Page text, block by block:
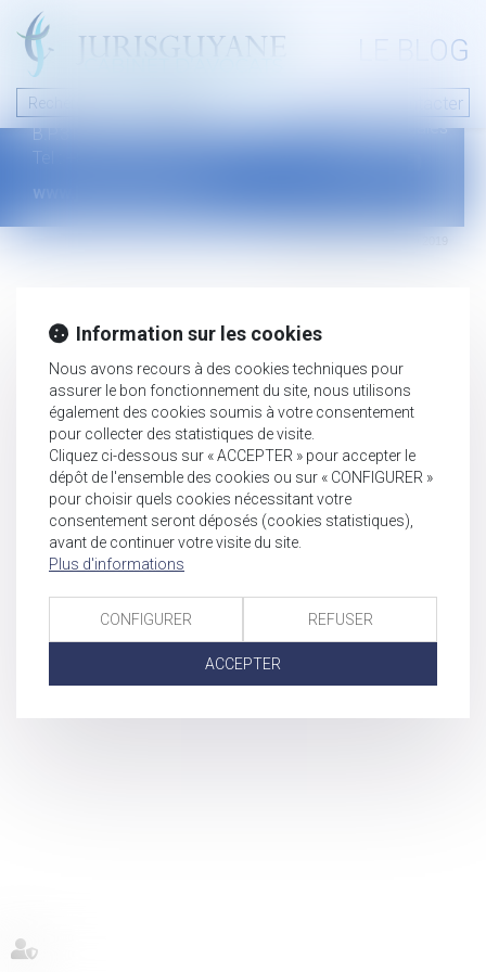
LE BLOG
Nous contacter
46 avenue de la liberté
B.P.315 - 97327 Cayenne Cedex
Tel : +594 594 29 45 35
www.jurisguyane.com
Mentions légales
Information sur les cookies
Nous avons recours à des cookies techniques pour
assurer le bon fonctionnement du site, nous utilisons
également des cookies soumis à votre consentement
pour collecter des statistiques de visite.
Cliquez ci-dessous sur « ACCEPTER » pour accepter le
dépôt de l'ensemble des cookies ou sur « CONFIGURER »
pour choisir quels cookies nécessitant votre
consentement seront déposés (cookies statistiques),
avant de continuer votre visite du site.
Plus d'informations
CONFIGURER REFUSER
ACCEPTER